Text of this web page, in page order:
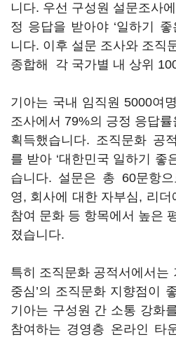
니다. 우선 구성원 설문조사
정 응답을 받아야 ‘일하기
니다. 이후 설문 조사와 조직
종합해 각 국가별 내 상위
기아는 국내 임직원 5000여
조사에서 79%의 긍정 응답
획득했습니다. 조직문화 공
를 받아 ‘대한민국 일하기 좋
습니다. 설문은 총 60문항
영, 회사에 대한 자부심, 리
참여 문화 등 항목에서 높은
졌습니다.
특히 조직문화 공적서에서는
중심’의 조직문화 지향점이
기아는 구성원 간 소통 강화
참여하는 경영층 온라인 타